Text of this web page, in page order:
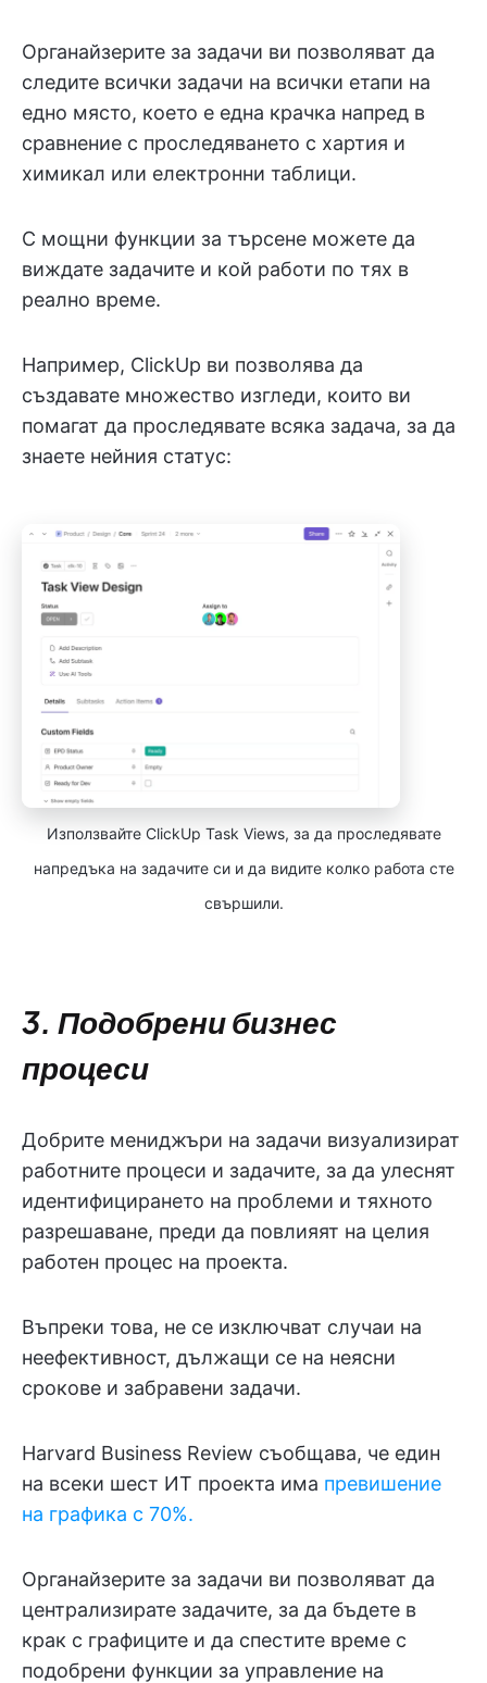
Органайзерите за задачи ви позволяват да
следите всички задачи на всички етапи на
едно място, което е една крачка напред в
сравнение с проследяването с хартия и
химикал или електронни таблици.
С мощни функции за търсене можете да
виждате задачите и кой работи по тях в
реално време.
Например, ClickUp ви позволява да
създавате множество изгледи, които ви
помагат да проследявате всяка задача, за да
знаете нейния статус:
Използвайте ClickUp Task Views, за да проследявате
напредъка на задачите си и да видите колко работа сте
свършили.
3. Подобрени бизнес
процеси
Добрите мениджъри на задачи визуализират
работните процеси и задачите, за да улеснят
идентифицирането на проблеми и тяхното
разрешаване, преди да повлияят на целия
работен процес на проекта.
Въпреки това, не се изключват случаи на
неефективност, дължащи се на неясни
срокове и забравени задачи.
Harvard Business Review съобщава, че един
на всеки шест ИТ проекта има превишение
на графика с 70%.
Органайзерите за задачи ви позволяват да
централизирате задачите, за да бъдете в
крак с графиците и да спестите време с
подобрени функции за управление на